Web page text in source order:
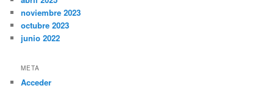
noviembre 2023
octubre 2023
junio 2022
META
Acceder